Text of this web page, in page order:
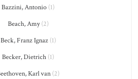
Bazzini, Antonio (1)
Beach, Amy(2)
Beck, Franz Ignaz(1)
Becker, Dietrich (1)
Karl van (2)